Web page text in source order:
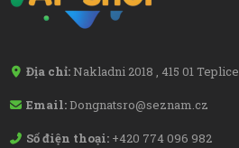
Địa chỉ: Nakladni 2018 , 415 01 Teplice
Email:Dongnatsro@seznam.cz
Số điện thoại: +420 774 096 982